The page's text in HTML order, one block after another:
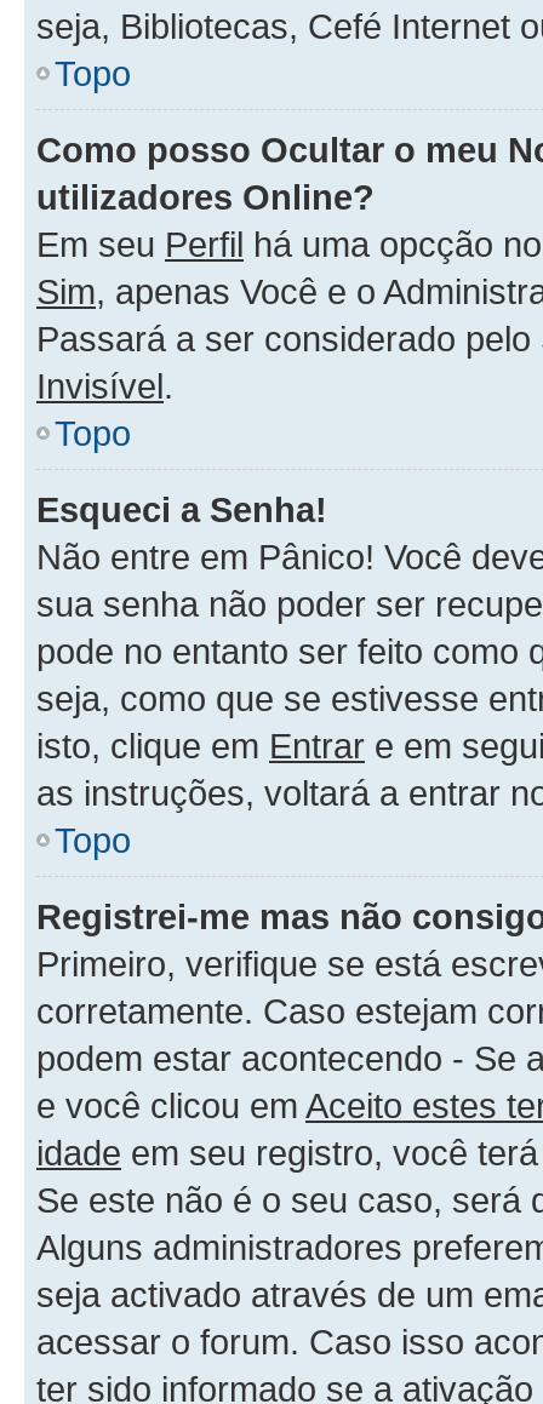
seja, Bibliotecas, Cefé Internet
Topo
Como posso Ocultar o meu
utilizadores Online?
Em seu Perfil há uma opcção
Sim, apenas Você e o
Passará a ser considerado
Invisível.
Topo
Esqueci a Senha!
Não entre em Pânico! Você
sua senha não poder ser
pode no entanto ser feito como
seja, como que se estivesse
isto, clique em Entrar e em
as instruções, voltará a entrar
Topo
Registrei-me mas não
Primeiro, verifique se está
corretamente. Caso estejam
podem estar acontecendo - Se
e você clicou em Aceito estes
idade em seu registro, você
Se este não é o seu caso, será
Alguns administradores
seja activado através de um
acessar o forum. Caso isso
ter sido informado se a